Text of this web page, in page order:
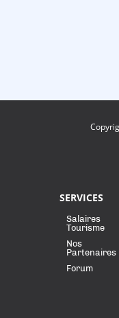
SERVICES
Salaires
Tourisme
Nos
Partenaires
Forum